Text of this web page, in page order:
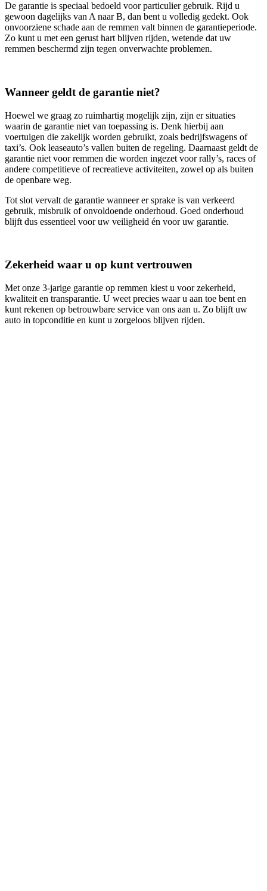
De garantie is speciaal bedoeld voor particulier gebruik. Rijd u
gewoon dagelijks van A naar B, dan bent u volledig gedekt. Ook
onvoorziene schade aan de remmen valt binnen de garantieperiode.
Zo kunt u met een gerust hart blijven rijden, wetende dat uw
remmen beschermd zijn tegen onverwachte problemen.
Wanneer geldt de garantie niet?
Hoewel we graag zo ruimhartig mogelijk zijn, zijn er situaties
waarin de garantie niet van toepassing is. Denk hierbij aan
voertuigen die zakelijk worden gebruikt, zoals bedrijfswagens of
taxi’s. Ook leaseauto’s vallen buiten de regeling. Daarnaast geldt de
garantie niet voor remmen die worden ingezet voor rally’s, races of
andere competitieve of recreatieve activiteiten, zowel op als buiten
de openbare weg.
Tot slot vervalt de garantie wanneer er sprake is van verkeerd
gebruik, misbruik of onvoldoende onderhoud. Goed onderhoud
blijft dus essentieel voor uw veiligheid én voor uw garantie.
Zekerheid waar u op kunt vertrouwen
Met onze 3‑jarige garantie op remmen kiest u voor zekerheid,
kwaliteit en transparantie. U weet precies waar u aan toe bent en
kunt rekenen op betrouwbare service van ons aan u. Zo blijft uw
auto in topconditie en kunt u zorgeloos blijven rijden.